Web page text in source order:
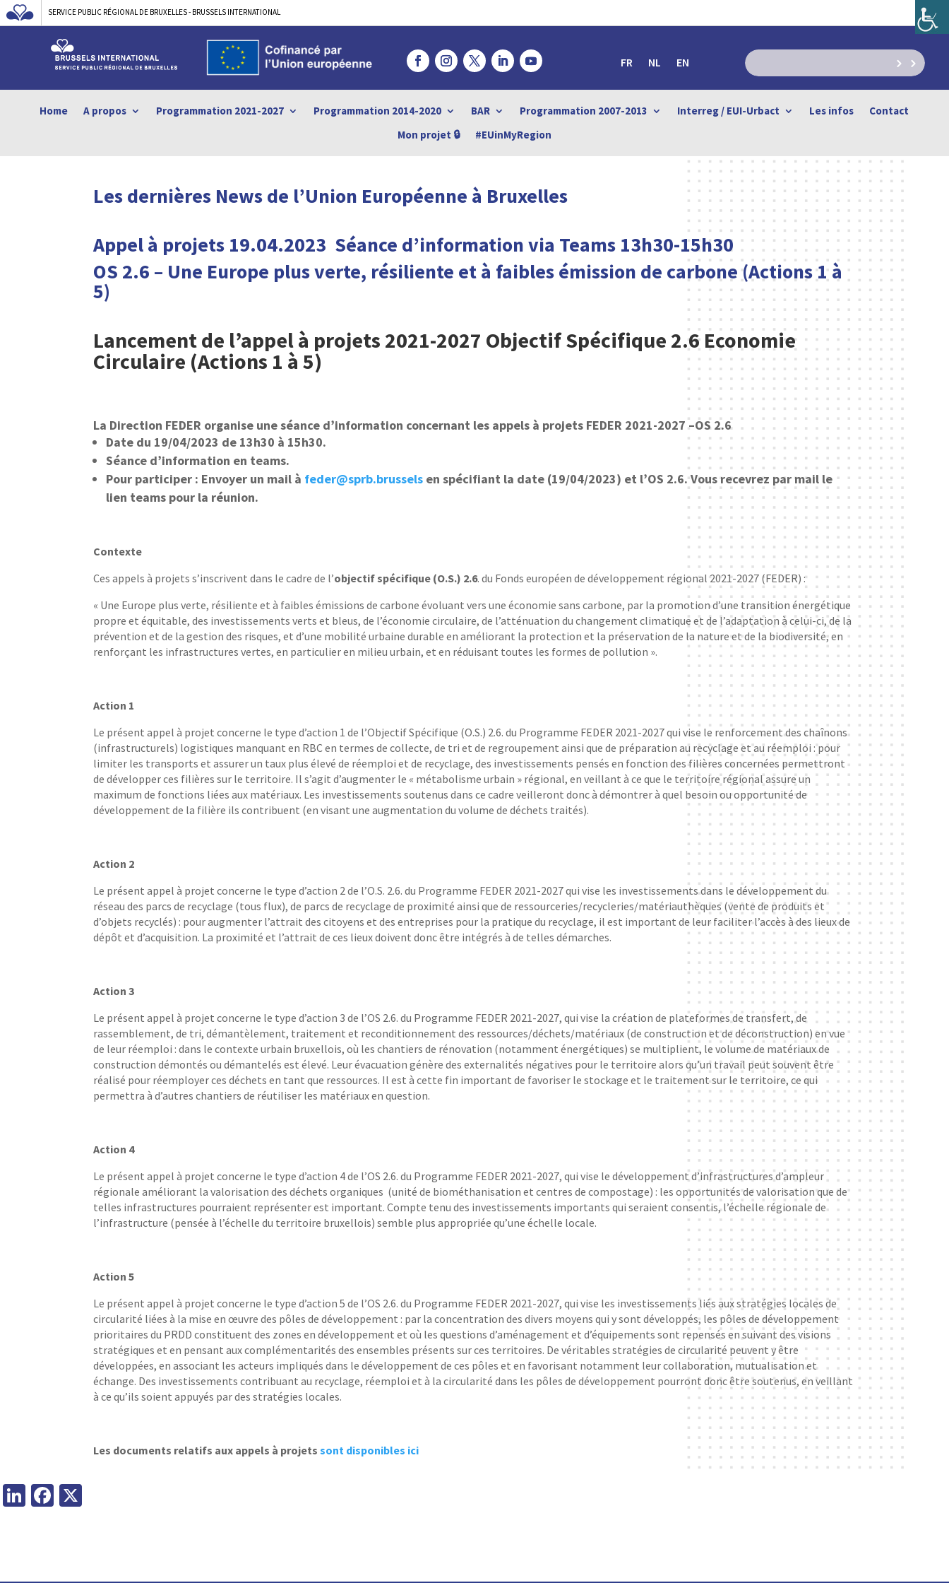
SERVICE PUBLIC RÉGIONAL DE BRUXELLES - BRUSSELS INTERNATIONAL
FR NL EN
Home A propos Programmation 2021-2027 Programmation 2014-2020 BAR Programmation 2007-2013 Interreg / EUI-Urbact Les infos
Contact
Mon projet 🔒
#EUinMyRegion
Les dernières News de l’Union Européenne à Bruxelles
Appel à projets 19.04.2023 Séance d’information via Teams 13h30-15h30
OS 2.6 – Une Europe plus verte, résiliente et à faibles émission de carbone(Actions 1 à
5)
Lancement de l’appel à projets 2021-2027 Objectif Spécifique 2.6 Economie
Circulaire (Actions 1 à 5)
La Direction FEDER organise une séance d’information concernant les appels à projets FEDER 2021-2027 –OS 2.6
Date du 19/04/2023 de 13h30 à 15h30.
Séance d’information en teams.
Pour participer : Envoyer un mail à feder@sprb.brussels en spécifiant la date (19/04/2023) et l’OS 2.6. Vous recevrez par mail le
lien teams pour la réunion.
Contexte
Ces appels à projets s’inscrivent dans le cadre de l’objectif spécifique (O.S.) 2.6. du Fonds européen de développement régional 2021-2027 (FEDER) :
« Une Europe plus verte, résiliente et à faibles émissions de carbone évoluant vers une économie sans carbone, par la promotion d’une transition énergétique
propre et équitable, des investissements verts et bleus, de l’économie circulaire, de l’atténuation du changement climatique et de l’adaptation à celui-ci, de la
prévention et de la gestion des risques, et d’une mobilité urbaine durable en améliorant la protection et la préservation de la nature et de la biodiversité, en
renforçant les infrastructures vertes, en particulier en milieu urbain, et en réduisant toutes les formes de pollution ».
Action 1
Le présent appel à projet concerne le type d’action 1 de l’Objectif Spécifique (O.S.) 2.6. du Programme FEDER 2021-2027 qui vise le renforcement des chaînons
(infrastructurels) logistiques manquant en RBC en termes de collecte, de tri et de regroupement ainsi que de préparation au recyclage et au réemploi : pour
limiter les transports et assurer un taux plus élevé de réemploi et de recyclage, des investissements pensés en fonction des filières concernées permettront
de développer ces filières sur le territoire. Il s’agit d’augmenter le « métabolisme urbain » régional, en veillant à ce que le territoire régional assure un
maximum de fonctions liées aux matériaux. Les investissements soutenus dans ce cadre veilleront donc à démontrer à quel besoin ou opportunité de
développement de la filière ils contribuent (en visant une augmentation du volume de déchets traités).
Action 2
Le présent appel à projet concerne le type d’action 2 de l’O.S. 2.6. du Programme FEDER 2021-2027 qui vise les investissements dans le développement du
réseau des parcs de recyclage (tous flux), de parcs de recyclage de proximité ainsi que de ressourceries/recycleries/matériauthèques (vente de produits et
d’objets recyclés) : pour augmenter l’attrait des citoyens et des entreprises pour la pratique du recyclage, il est important de leur faciliter l’accès à des lieux de
dépôt et d’acquisition. La proximité et l’attrait de ces lieux doivent donc être intégrés à de telles démarches.
Action 3
Le présent appel à projet concerne le type d’action 3 de l’OS 2.6. du Programme FEDER 2021-2027, qui vise la création de plateformes de transfert, de
rassemblement, de tri, démantèlement, traitement et reconditionnement des ressources/déchets/matériaux (de construction et de déconstruction) en vue
de leur réemploi : dans le contexte urbain bruxellois, où les chantiers de rénovation (notamment énergétiques) se multiplient, le volume de matériaux de
construction démontés ou démantelés est élevé. Leur évacuation génère des externalités négatives pour le territoire alors qu’un travail peut souvent être
réalisé pour réemployer ces déchets en tant que ressources. Il est à cette fin important de favoriser le stockage et le traitement sur le territoire, ce qui
permettra à d’autres chantiers de réutiliser les matériaux en question.
Action 4
Le présent appel à projet concerne le type d’action 4 de l’OS 2.6. du Programme FEDER 2021-2027, qui vise le développement d’infrastructures d’ampleur
régionale améliorant la valorisation des déchets organiques (unité de biométhanisation et centres de compostage) : les opportunités de valorisation que de
telles infrastructures pourraient représenter est important. Compte tenu des investissements importants qui seraient consentis, l’échelle régionale de
l’infrastructure (pensée à l’échelle du territoire bruxellois) semble plus appropriée qu’une échelle locale.
Action 5
Le présent appel à projet concerne le type d’action 5 de l’OS 2.6. du Programme FEDER 2021-2027, qui vise les investissements liés aux stratégies locales de
circularité liées à la mise en œuvre des pôles de développement : par la concentration des divers moyens qui y sont développés, les pôles de développement
prioritaires du PRDD constituent des zones en développement et où les questions d’aménagement et d’équipements sont repensés en suivant des visions
stratégiques et en pensant aux complémentarités des ensembles présents sur ces territoires. De véritables stratégies de circularité peuvent y être
développées, en associant les acteurs impliqués dans le développement de ces pôles et en favorisant notamment leur collaboration, mutualisation et
échange. Des investissements contribuant au recyclage, réemploi et à la circularité dans les pôles de développement pourront donc être soutenus, en veillant
à ce qu’ils soient appuyés par des stratégies locales.
Les documents relatifs aux appels à projets sont disponibles ici
Li Fa